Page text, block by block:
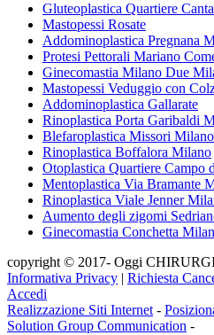
Gluteoplastica Quartiere
Mastopessi Rosate
Addominoplastica Pregnana
Protesi Pettorali Mariano
Ginecomastia Milano Due
Mastopessi Veduggio con
Addominoplastica Gallarate
Rinoplastica Porta Garibaldi
Blefaroplastica Missori Milano
Rinoplastica Boffalora Milano
Otoplastica Quartiere Campo
Mentoplastica Via Bramante
Rinoplastica Viale Jenner
Aumento degli zigomi
Ginecomastia Conchetta
copyright © 2017- Oggi
Informativa Privacy | Richiesta
Accedi
Realizzazione Siti Internet-
Solution Group Communication -